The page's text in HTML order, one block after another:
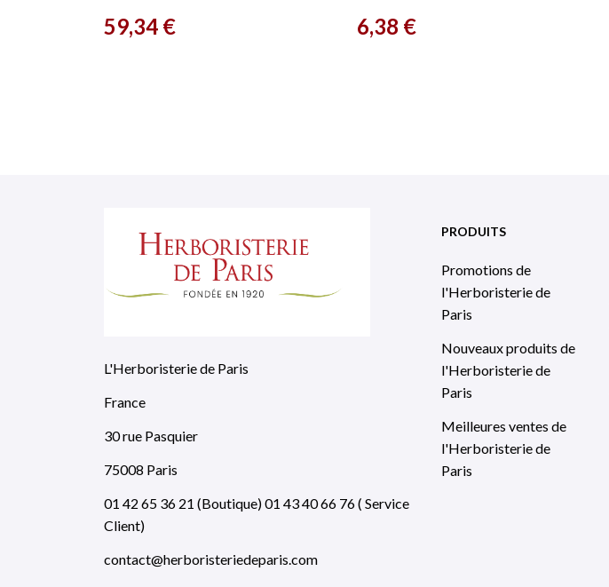
Prix
59,34 € Prix
6,38 €
L'Herboristerie de Paris
France
30 rue Pasquier
75008 Paris
01 42 65 36 21 (Boutique) 01 43 40 66 76 ( Service
Client)
contact@herboristeriedeparis.com
PRODUITS
Promotions de
l'Herboristerie de
Paris
Nouveaux produits de
l'Herboristerie de
Paris
Meilleures ventes de
l'Herboristerie de
Paris